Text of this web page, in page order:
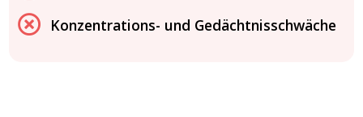
Konzentrations- und Gedächtnisschwäche